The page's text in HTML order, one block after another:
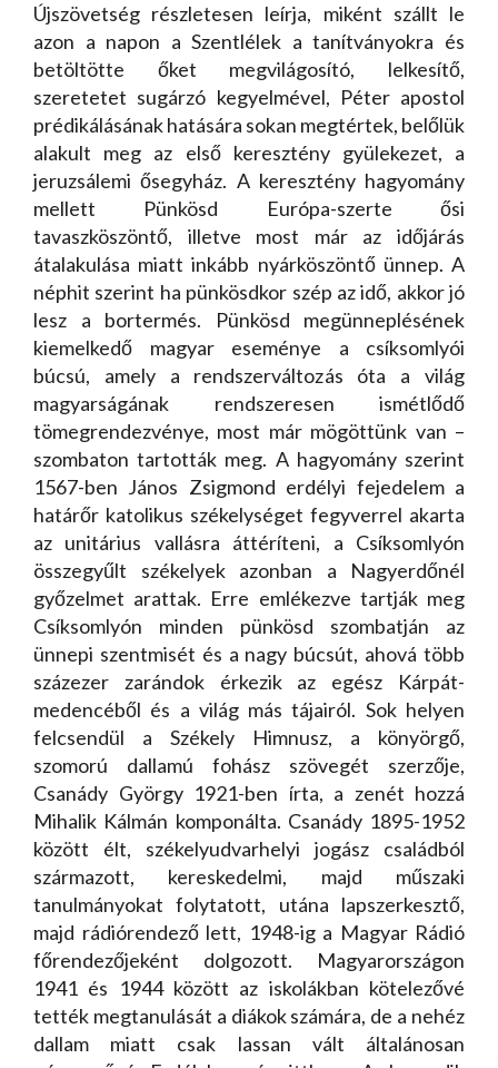
Újszövetség részletesen leírja, miként szállt le
azon a napon a Szentlélek a tanítványokra és
betöltötte őket megvilágosító, lelkesítő,
szeretetet sugárzó kegyelmével, Péter apostol
prédikálásának hatására sokan megtértek, belőlük
alakult meg az első keresztény gyülekezet, a
jeruzsálemi ősegyház. A keresztény hagyomány
mellett Pünkösd Európa-szerte ősi
tavaszköszöntő, illetve most már az időjárás
átalakulása miatt inkább nyárköszöntő ünnep. A
néphit szerint ha pünkösdkor szép az idő, akkor jó
lesz a bortermés. Pünkösd megünneplésének
kiemelkedő magyar eseménye a csíksomlyói
búcsú, amely a rendszerváltozás óta a világ
magyarságának rendszeresen ismétlődő
tömegrendezvénye, most már mögöttünk van –
szombaton tartották meg. A hagyomány szerint
1567-ben János Zsigmond erdélyi fejedelem a
határőr katolikus székelységet fegyverrel akarta
az unitárius vallásra áttéríteni, a Csíksomlyón
összegyűlt székelyek azonban a Nagyerdőnél
győzelmet arattak. Erre emlékezve tartják meg
Csíksomlyón minden pünkösd szombatján az
ünnepi szentmisét és a nagy búcsút, ahová több
százezer zarándok érkezik az egész Kárpát-
medencéből és a világ más tájairól. Sok helyen
felcsendül a Székely Himnusz, a könyörgő,
szomorú dallamú fohász szövegét szerzője,
Csanády György 1921-ben írta, a zenét hozzá
Mihalik Kálmán komponálta. Csanády 1895-1952
között élt, székelyudvarhelyi jogász családból
származott, kereskedelmi, majd műszaki
tanulmányokat folytatott, utána lapszerkesztő,
majd rádiórendező lett, 1948-ig a Magyar Rádió
főrendezőjeként dolgozott. Magyarországon
1941 és 1944 között az iskolákban kötelezővé
tették megtanulását a diákok számára, de a nehéz
dallam miatt csak lassan vált általánosan